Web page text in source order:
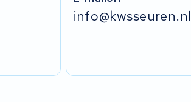
info@kwsseuren.nl